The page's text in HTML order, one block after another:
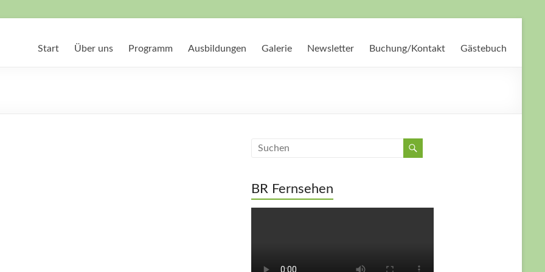
Start Über uns Programm Ausbildungen Galerie Newsletter Buchung/Kontakt Gästebuch
BR Fernsehen